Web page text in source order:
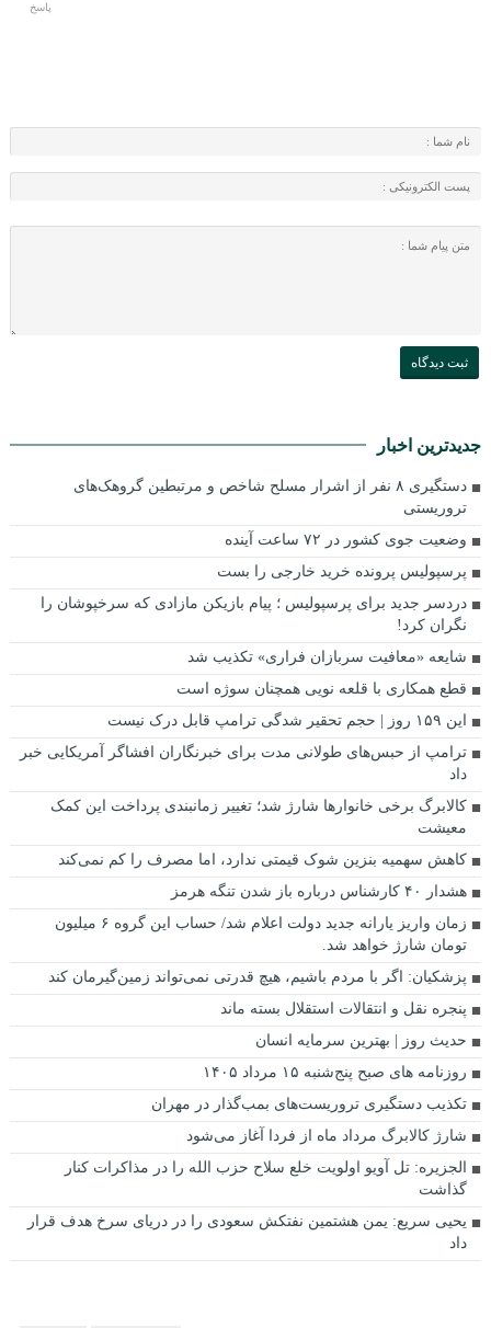
پاسخ
جدیدترین اخبار
دستگیری ۸ نفر از اشرار مسلح شاخص و مرتبطین گروهک‌های
تروریستی
وضعیت جوی کشور در ۷۲ ساعت آینده
پرسپولیس پرونده خرید خارجی را بست
دردسر جدید برای پرسپولیس ؛ پیام بازیکن مازادی که سرخپوشان را
نگران کرد!
شایعه «معافیت سربازان فراری» تکذیب شد
قطع همکاری با قلعه نویی همچنان سوژه است
این ۱۵۹ روز | حجم تحقیر شدگی ترامپ قابل درک نیست
ترامپ از حبس‌های طولانی مدت برای خبرنگاران افشاگر آمریکایی خبر
داد
کالابرگ برخی خانوارها شارژ شد؛ تغییر زمانبندی پرداخت این کمک
معیشت
کاهش سهمیه بنزین شوک قیمتی ندارد، اما مصرف را کم نمی‌کند
هشدار ۴۰ کارشناس درباره باز شدن تنگه هرمز
زمان واریز یارانه جدید دولت اعلام شد/ حساب این گروه ۶ میلیون
تومان شارژ خواهد شد.
پزشکیان: اگر با مردم باشیم، هیچ قدرتی نمی‌تواند زمین‌گیرمان کند
پنجره‌ نقل و انتقالات استقلال بسته ماند
حدیث روز | بهترین سرمایه انسان
روزنامه‌ های صبح پنج‌شنبه ۱۵ مرداد ۱۴۰۵
تکذیب دستگیری تروریست‌های بمب‌گذار در مهران
شارژ کالابرگ مرداد ماه از فردا آغاز می‌شود
الجزیره: تل آویو اولویت خلع سلاح حزب الله را در مذاکرات کنار
گذاشت
یحیی سریع: یمن هشتمین نفتکش سعودی را در دریای سرخ هدف قرار
داد